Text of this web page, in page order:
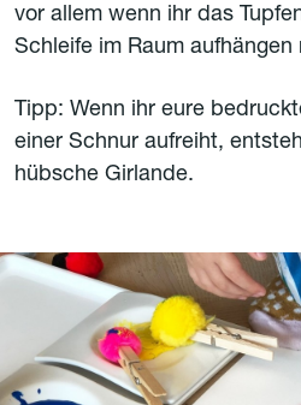
vor allem wenn ihr das
Schleife im Raum aufhängen
Tipp: Wenn ihr eure
einer Schnur aufreiht,
hübsche Girlande.